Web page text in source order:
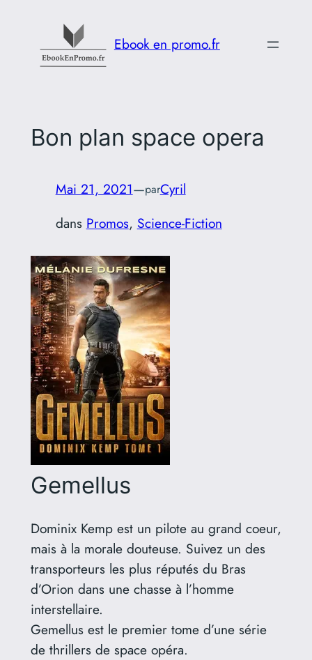
contenu
Ebook en promo.fr
Bon plan space opera
Mai 21, 2021—parCyril
dans Promos, Science-Fiction
Gemellus
Dominix Kemp est un pilote au grand coeur,
mais à la morale douteuse. Suivez un des
transporteurs les plus réputés du Bras
d’Orion dans une chasse à l’homme
interstellaire.
Gemellus est le premier tome d’une série
de thrillers de space opéra.